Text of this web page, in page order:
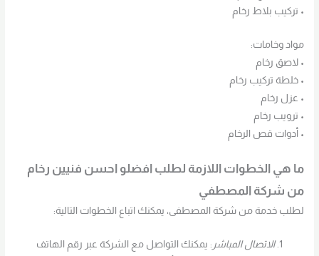
• تركيب بلاط رخام
مواد وخامات:
• لاصق رخام
• خلطة تركيب رخام
• عزل رخام
• ترويب رخام
• أدوات قص الرخام
ما هي الخطوات اللازمة لطلب افضلو احسن فنيين رخام
من شركة المصطفي
لطلب خدمة من شركة المصطفى، يمكنك اتباع الخطوات التالية:
الاتصال المباشر : يمكنك التواصل مع الشركة عبر رقم الهاتف